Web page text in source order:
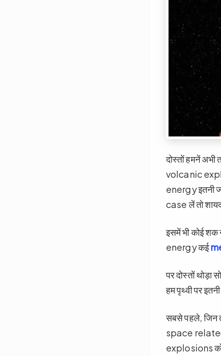
दोस्तों हमनें
volcanic
energy इतनी
case लें तो
इसमें भी कोई शक
energy कई
पर दोस्तों थोड़ा
हम पृथ्वी पर
सबसे पहले, जिन
space
explosions